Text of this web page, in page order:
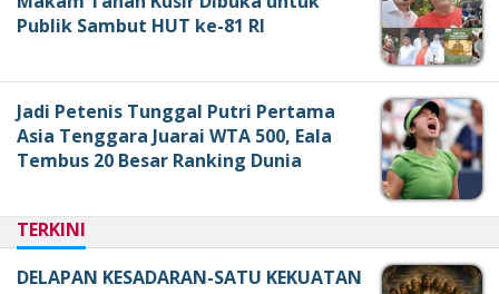
Publik Sambut HUT ke-81 RI
Jadi Petenis Tunggal Putri Pertama
Asia Tenggara Juarai WTA 500, Eala
Tembus 20 Besar Ranking Dunia
TERKINI
DELAPAN KESADARAN-SATU KEKUATAN